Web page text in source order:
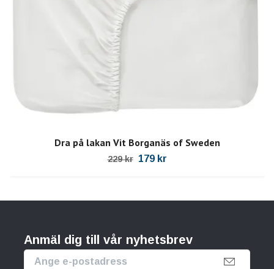
Dra på lakan Vit Borganäs of Sweden
229 kr 179 kr
Anmäl dig till vår nyhetsbrev